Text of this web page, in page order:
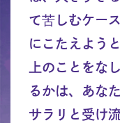
て苦しむケー
にこたえよう
上のことをな
るかは、あな
サラリと受け